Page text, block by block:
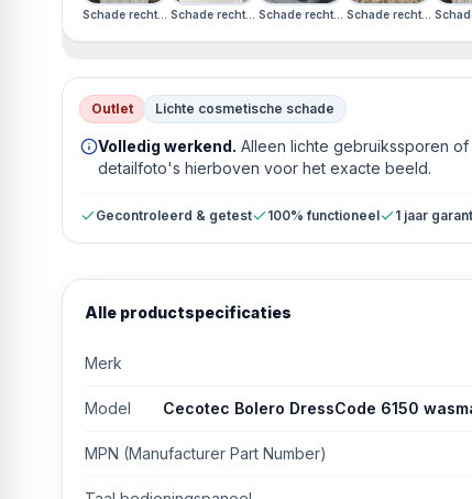
Schade rechterzijkant · Schade voorkant · Engels Display
Schade rechterzijkant · Schade voorkant · Engels
Schade rechterzijkant · Schade
Schade rechterzijkant
Outlet Lichte cosmetische schade
Volledig werkend. Alleen lichte gebruikssporen
detailfoto's hierboven voor het exacte beeld.
Gecontroleerd & getest 100% functioneel 1 jaar
Alle productspecificaties
Merk
Model Cecotec Bolero DressCode 6150
MPN (Manufacturer Part Number)